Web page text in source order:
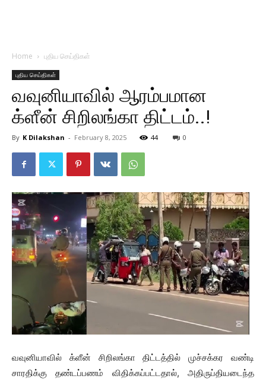
Home புதிய செய்திகள்
புதிய செய்திகள்
வவுனியாவில் ஆரம்பமான
க்ளீன் சிறிலங்கா திட்டம்..!
By K Dilakshan - February 8, 2025 44 0
வவுனியாவில் க்ளீன் சிறிலங்கா திட்டத்தில் முச்சக்கர வண்டி
சாரதிக்கு தண்டப்பணம் விதிக்கப்பட்டதால், அதிருப்தியடைந்த